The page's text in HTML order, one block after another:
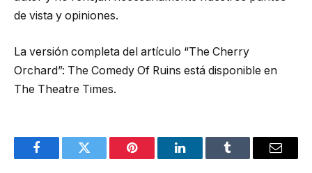
de vista y opiniones.
La versión completa del artículo “The Cherry
Orchard”: The Comedy Of Ruins está disponible en
The Theatre Times.
FacebookTwitter Pinterest LinkedInTumblr Email